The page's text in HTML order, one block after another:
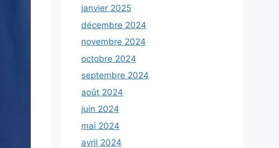
janvier 2025
décembre 2024
novembre 2024
octobre 2024
septembre 2024
août 2024
juin 2024
mai 2024
avril 2024